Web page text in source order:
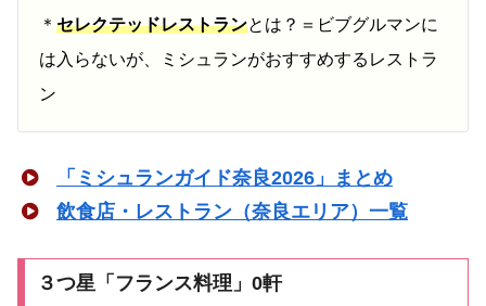
＊ セレクテッドレストランとは？＝ビブグルマンに
は入らないが、ミシュランがおすすめするレストラ
ン
「ミシュランガイド奈良2026」まとめ
飲食店・レストラン（奈良エリア）一覧
３つ星「フランス料理」0軒